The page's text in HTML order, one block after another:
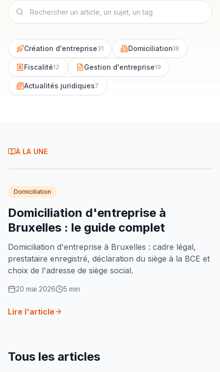
Rechercher un article
Création d'entreprise31 Domiciliation18
Fiscalité12 Gestion d'entreprise19
Actualités juridiques7
À LA UNE
Domiciliation
Domiciliation d'entreprise à
Bruxelles : le guide complet
Domiciliation d'entreprise à Bruxelles : cadre légal,
prestataire enregistré, déclaration du siège à la BCE et
choix de l'adresse de siège social.
20 mai 2026 5 min
Lire l'article
Tous les articles